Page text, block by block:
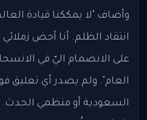
وأضاف "لا يمككنا قيادة
انتقاد الظلم. أنا أحض
العام". ولم يصدر أي تعليق